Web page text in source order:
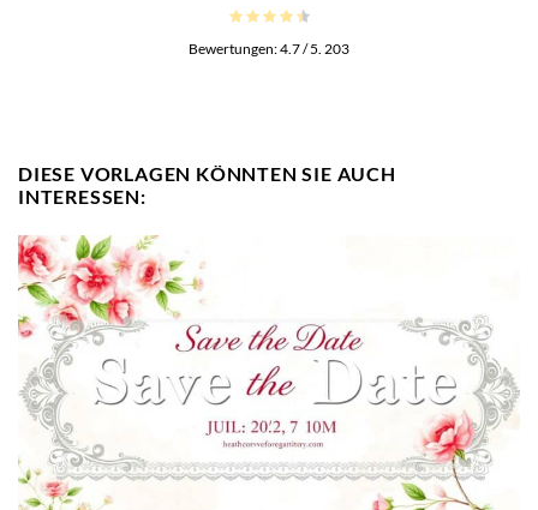
Bewertungen:4.7/ 5. 203
DIESE VORLAGEN KÖNNTEN SIE AUCH
INTERESSEN: